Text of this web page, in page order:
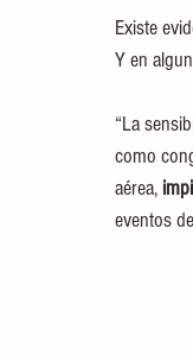
Existe
Y en
“La
como
aérea,
eventos